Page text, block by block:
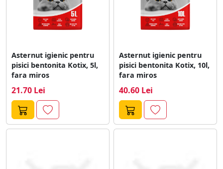
Asternut igienic pentru
pisici bentonita Kotix, 5l,
fara miros
21.70 Lei
Asternut igienic pentru
pisici bentonita Kotix, 10l,
fara miros
40.60 Lei